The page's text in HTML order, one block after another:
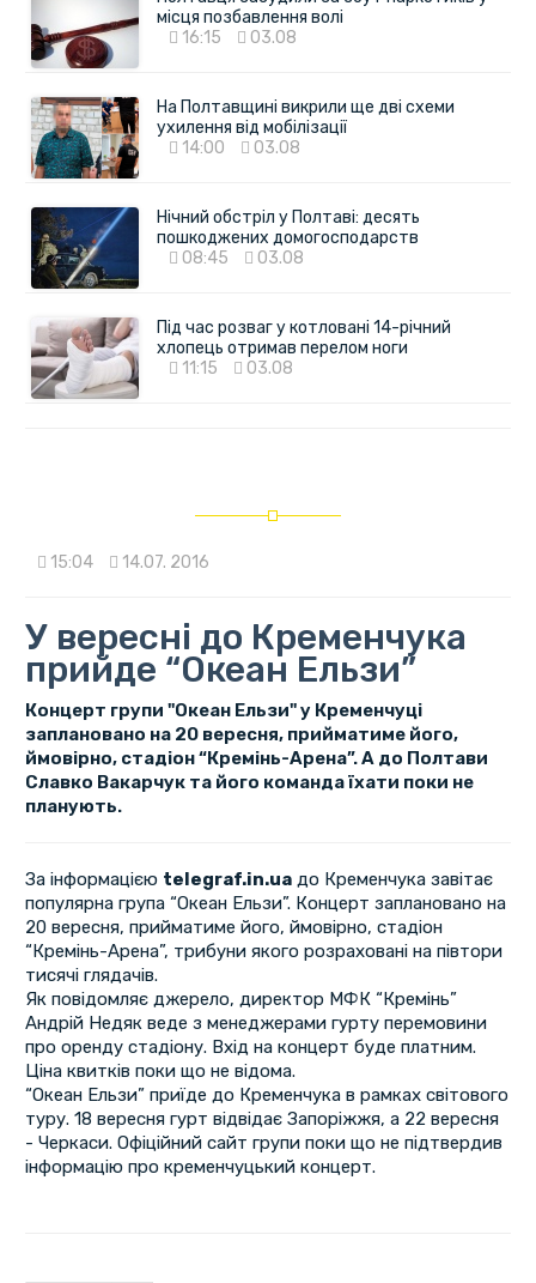
місця позбавлення волі
16:15
03.08
На Полтавщині викрили ще дві схеми
ухилення від мобілізації
14:00
03.08
Нічний обстріл у Полтаві: десять
пошкоджених домогосподарств
08:45
03.08
Під час розваг у котловані 14-річний
хлопець отримав перелом ноги
11:15
03.08
15:04 14.07. 2016
У вересні до Кременчука
прийде “Океан Ельзи”
Концерт групи "Океан Ельзи" у Кременчуці
заплановано на 20 вересня, прийматиме його,
ймовірно, стадіон “Кремінь-Арена”. А до Полтави
Славко Вакарчук та його команда їхати поки не
планують.
За інформацією telegraf.in.uaдо Кременчука завітає
популярна група “Океан Ельзи”. Концерт заплановано на
20 вересня, прийматиме його, ймовірно, стадіон
“Кремінь-Арена”, трибуни якого розраховані на півтори
тисячі глядачів.
Як повідомляє джерело, директор МФК “Кремінь”
Андрій Недяк веде з менеджерами гурту перемовини
про оренду стадіону. Вхід на концерт буде платним.
Ціна квитків поки що не відома.
“Океан Ельзи” приїде до Кременчука в рамках світового
туру. 18 вересня гурт відвідає Запоріжжя, а 22 вересня
- Черкаси. Офіційний сайт групи поки що не підтвердив
інформацію про кременчуцький концерт.